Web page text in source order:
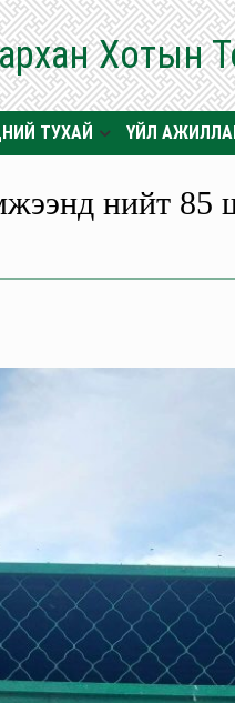
Хотын
ТУХАЙ ҮЙЛ
нийт 85